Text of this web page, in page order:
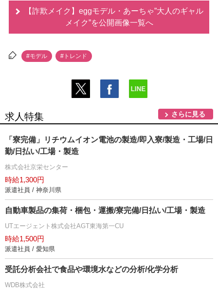
【詐欺メイク】eggモデル・あーちゃ”大人のギャル
メイク”を公開画像一覧へ
#モデル #トレンド
求人特集 さらに見る
「寮完備」リチウムイオン電池の製造/即入寮/製造・工場/日
勤/日払い/工場・製造
株式会社京栄センター
時給1,300円
派遣社員 / 神奈川県
自動車製品の集荷・梱包・運搬/寮完備/日払い/工場・製造
UTエージェント株式会社AGT東海第一CU
時給1,500円
派遣社員 / 愛知県
受託分析会社で食品や環境水などの分析/化学分析
WDB株式会社